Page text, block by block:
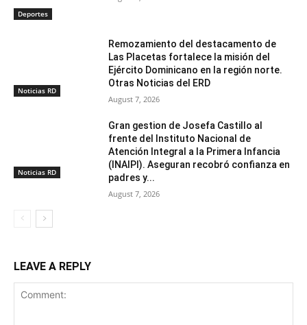
Deportes
Noticias RD
Remozamiento del destacamento de
Las Placetas fortalece la misión del
Ejército Dominicano en la región norte.
Otras Noticias del ERD
August 7, 2026
Noticias RD
Gran gestion de Josefa Castillo al
frente del Instituto Nacional de
Atención Integral a la Primera Infancia
(INAIPI). Aseguran recobró confianza en
padres y...
August 7, 2026
LEAVE A REPLY